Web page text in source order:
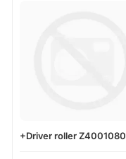
+Driver roller Z4001080